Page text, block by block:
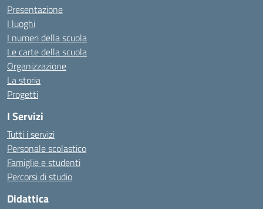
Presentazione
I luoghi
I numeri della scuola
Le carte della scuola
Organizzazione
La storia
Progetti
I Servizi
Tutti i servizi
Personale scolastico
Famiglie e studenti
Percorsi di studio
Didattica